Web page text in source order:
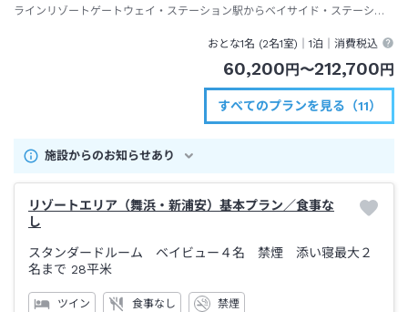
ラインリゾートゲートウェイ・ステーション駅からベイサイド・ステーショ
おとな1名 (2名1室)｜1泊 ｜消費税込
60,200円〜212,700円
すべてのプランを見る（11）
施設からのお知らせあり
リゾートエリア（舞浜・新浦安）基本プラン／食事な
し
スタンダードルーム ベイビュー４名 禁煙 添い寝最大２
名まで 28平米
ツイン 食事なし 禁煙